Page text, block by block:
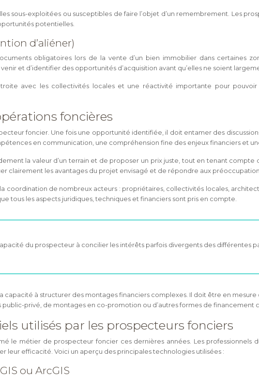
sous-exploitées ou susceptibles de faire l’objet d’un remembrement. Les
potentielles.
d’aliéner)
obligatoires lors de la vente d’un bien immobilier dans certaines
et d’identifier des opportunités d’acquisition avant qu’elles ne soient
avec les collectivités locales et une réactivité importante pour
foncières
foncier. Une fois une opportunité identifiée, il doit entamer des
en communication, une compréhension fine des enjeux financiers et
la valeur d’un terrain et de proposer un prix juste, tout en tenant
clairement les avantages du projet envisagé et de répondre aux
coordination de nombreux acteurs : propriétaires, collectivités locales,
tous les aspects juridiques, techniques et financiers sont pris en compte.
du prospecteur à concilier les intérêts parfois divergents des différentes
à structurer des montages financiers complexes. Il doit être en
privé, de montages en co-promotion ou d’autres formes de financement
utilisés par les prospecteurs fonciers
le métier de prospecteur foncier ces dernières années. Les professionnels
leur efficacité. Voici un aperçu des principales technologies utilisées :
ou ArcGIS